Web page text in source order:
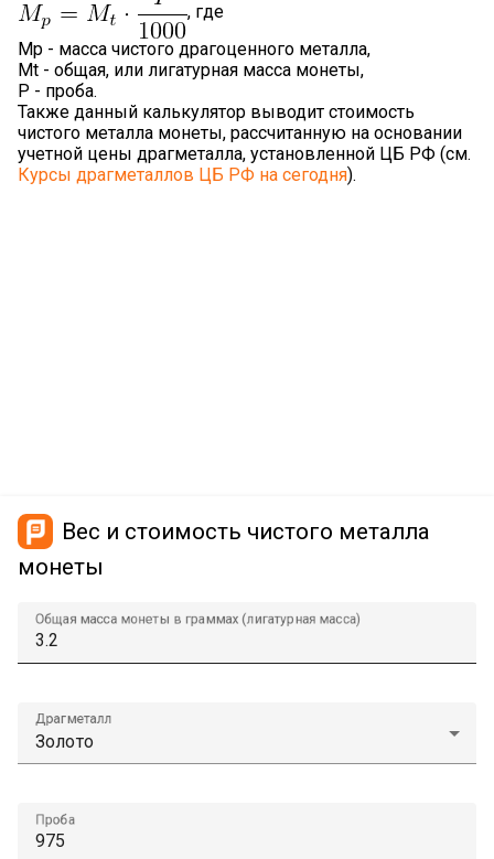
, где
Mp - масса чистого драгоценного металла,
Mt - общая, или лигатурная масса монеты,
P - проба.
Также данный калькулятор выводит стоимость
чистого металла монеты, рассчитанную на основании
учетной цены драгметалла, установленной ЦБ РФ (см.
Курсы драгметаллов ЦБ РФ на сегодня).
Вес и стоимость чистого металла
монеты
Общая масса монеты в граммах (лигатурная масса)
Драгметалл
Проба